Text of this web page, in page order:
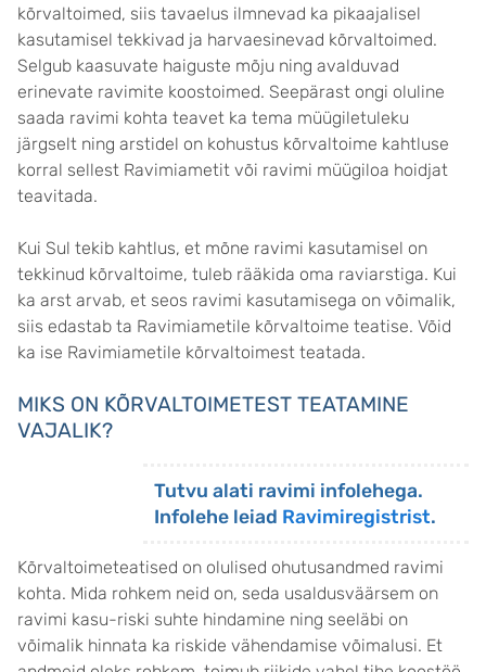
kõrvaltoimed, siis tavaelus ilmnevad ka pikaajalisel
kasutamisel tekkivad ja harvaesinevad kõrvaltoimed.
Selgub kaasuvate haiguste mõju ning avalduvad
erinevate ravimite koostoimed. Seepärast ongi oluline
saada ravimi kohta teavet ka tema müügiletuleku
järgselt ning arstidel on kohustus kõrvaltoime kahtluse
korral sellest Ravimiametit või ravimi müügiloa hoidjat
teavitada.
Kui Sul tekib kahtlus, et mõne ravimi kasutamisel on
tekkinud kõrvaltoime, tuleb rääkida oma raviarstiga. Kui
ka arst arvab, et seos ravimi kasutamisega on võimalik,
siis edastab ta Ravimiametile kõrvaltoime teatise. Võid
ka ise Ravimiametile kõrvaltoimest teatada.
MIKS ON KÕRVALTOIMETEST TEATAMINE
VAJALIK?
Tutvu alati ravimi infolehega.
Infolehe leiad Ravimiregistrist.
Kõrvaltoimeteatised on olulised ohutusandmed ravimi
kohta. Mida rohkem neid on, seda usaldusväärsem on
ravimi kasu-riski suhte hindamine ning seeläbi on
võimalik hinnata ka riskide vähendamise võimalusi. Et